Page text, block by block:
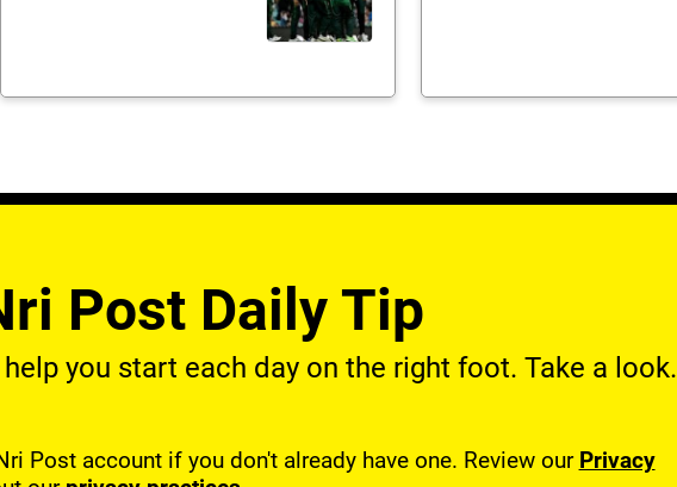
Post Daily Tip
you start each day on the right foot. Take a look.
Post account if you don't already have one. Review our Privacy